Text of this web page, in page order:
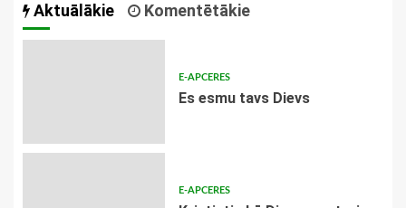
Aktuālākie Komentētākie
E-APCERES
Es esmu tavs Dievs
E-APCERES